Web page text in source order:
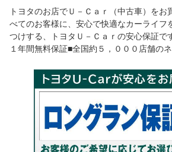
トヨタのお店でＵ－Ｃａｒ（中古車）をお
べてのお客様に、安心で快適なカーライフ
つけする、トヨタＵ－Ｃａｒの安心保証で
１年間無料保証■全国約５，０００店舗の